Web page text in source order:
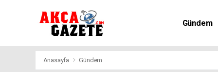
Gündem
Anasayfa Gündem